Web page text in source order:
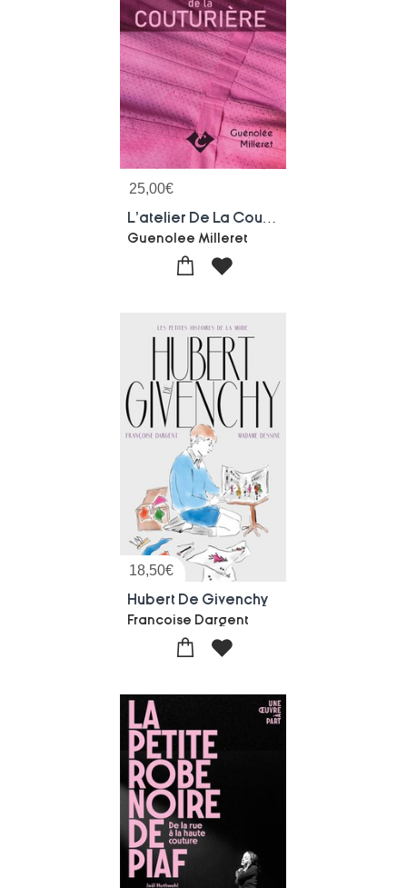
25,00€
Guenolee Milleret
18,50€
Hubert De Givenchy
Francoise Dargent